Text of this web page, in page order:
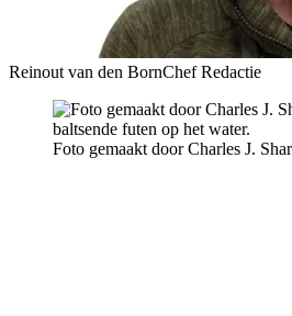
Reinout van den BornChef Redactie
Foto gemaakt door Charles J.